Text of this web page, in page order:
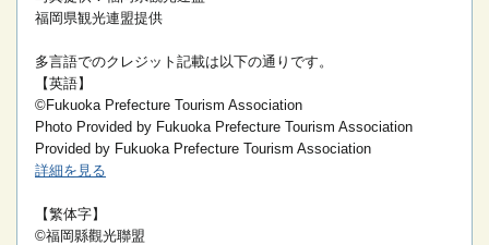
福岡県観光連盟提供
多言語でのクレジット記載は以下の通りです。
【英語】
©Fukuoka Prefecture Tourism Association
Photo Provided by Fukuoka Prefecture Tourism Association
Provided by Fukuoka Prefecture Tourism Association
詳細を見る
【繁体字】
©福岡縣觀光聯盟